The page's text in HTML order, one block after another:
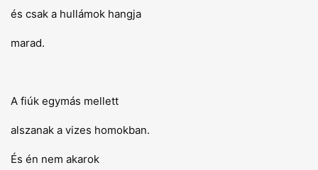
és csak a hullámok hangja
marad.
A fiúk egymás mellett
alszanak a vizes homokban.
És én nem akarok